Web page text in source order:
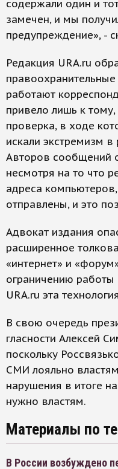
содержали один и
замечен, и мы
предупреждение», -
Редакция URA.ru
работают
привело лишь к тому,
проверка, в ходе
искали экстремизм
Авторов сообщений
несмотря на то что
адреса
отправлены, и это
Адвокат издания
расширенное
«интернет» и
ограничению
URA.ru эта
В свою очередь
гласности Алексей
поскольку
СМИ лояльно
нарушения в итоге
нужно властям.
Материалы по
В России возбуждено